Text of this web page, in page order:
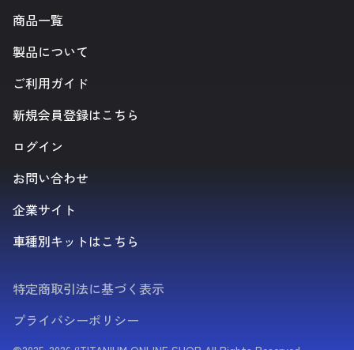
商品一覧
製品について
ご利用ガイド
新規会員登録はこちら
ログイン
お問い合わせ
企業サイト
車種別キットはこちら
特定商取引法に基づく表示
プライバシーポリシー